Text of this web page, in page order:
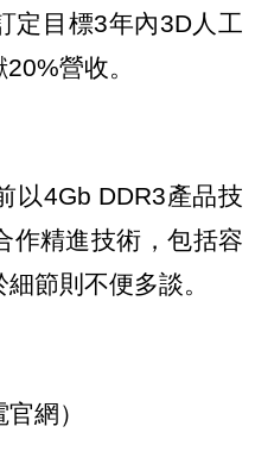
定目標3年內3D人工
營收。
以4Gb DDR3產品技
作精進技術，包括容
節則不便多談。
網）